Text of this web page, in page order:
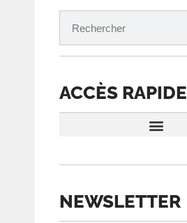
ACCÈS RAPIDE
NEWSLETTER